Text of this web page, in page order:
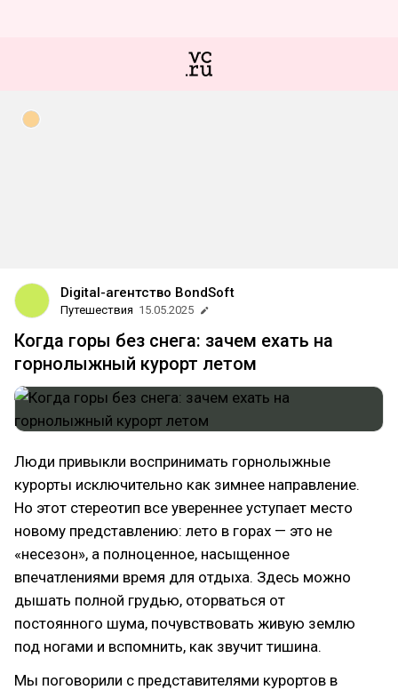
Digital-агентство BondSoft
Путешествия 15.05.2025
Когда горы без снега: зачем ехать на
горнолыжный курорт летом
Люди привыкли воспринимать горнолыжные
курорты исключительно как зимнее направление.
Но этот стереотип все увереннее уступает место
новому представлению: лето в горах — это не
«несезон», а полноценное, насыщенное
впечатлениями время для отдыха. Здесь можно
дышать полной грудью, оторваться от
постоянного шума, почувствовать живую землю
под ногами и вспомнить, как звучит тишина.
Мы поговорили с представителями курортов в